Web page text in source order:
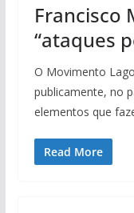
Francisco
“ataques
O Movimento
publicamente, no
elementos que
Read More